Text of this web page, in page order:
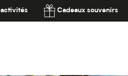
Cadeaux souvenirs